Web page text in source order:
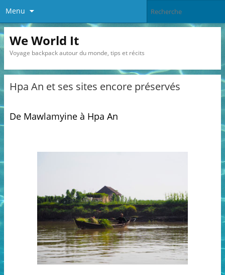
Menu
We World It
Voyage backpack autour du monde, tips et récits
Hpa An et ses sites encore préservés
De Mawlamyine à Hpa An